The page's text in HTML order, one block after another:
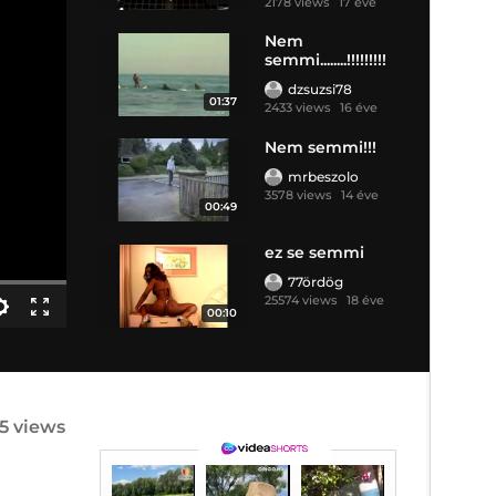
01:37
Nem
semmi........!!!!!!!!!
dzsuzsi78
2433 views 16 éve
00:49
Nem semmi!!!
mrbeszolo
3578 views 14 éve
00:10
ez se semmi
77ördög
25574 views 18 éve
views